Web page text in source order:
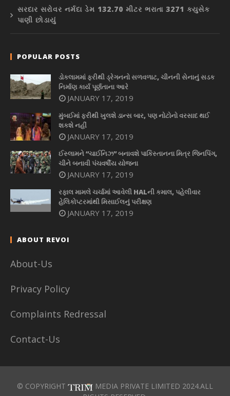
સરદાર સરોવર નર્મદા ડેમ 132.70 મીટર ભરાતા 3271 ક્યુસેક
પાણી છોડાયું
POPULAR POSTS
ડોકલામમાં ફરીથી ડ્રેગનનો સળવળાટ, ચીનની સેનાનું સડક
નિર્માણ કાર્ય પૂર્ણતાના આરે
JANUARY 17, 2019
મુંબઈમાં ફરીથી ખુલશે ડાન્સ બાર, પણ નોટોનો વરસાદ થઈ
શકશે નહીં
JANUARY 17, 2019
ઈસ્લામને “ચાઈનિઝ” બનાવશે પાકિસ્તાનના મિત્ર જિનપિંગ,
ચીને બનાવી પંચવર્ષીય યોજના
JANUARY 17, 2019
રફાલ મામલે ચર્ચામાં આવેલી HALની કમાલ, પહેલીવાર
હેલિકોપ્ટરમાંથી મિસાઈલનું પરીક્ષણ
JANUARY 17, 2019
ABOUT REVOI
About-Us
Privacy Policy
Complaints Redressal
Contact-Us
© COPYRIGHT
MEDIA PRIVATE LIMITED 2024.ALL